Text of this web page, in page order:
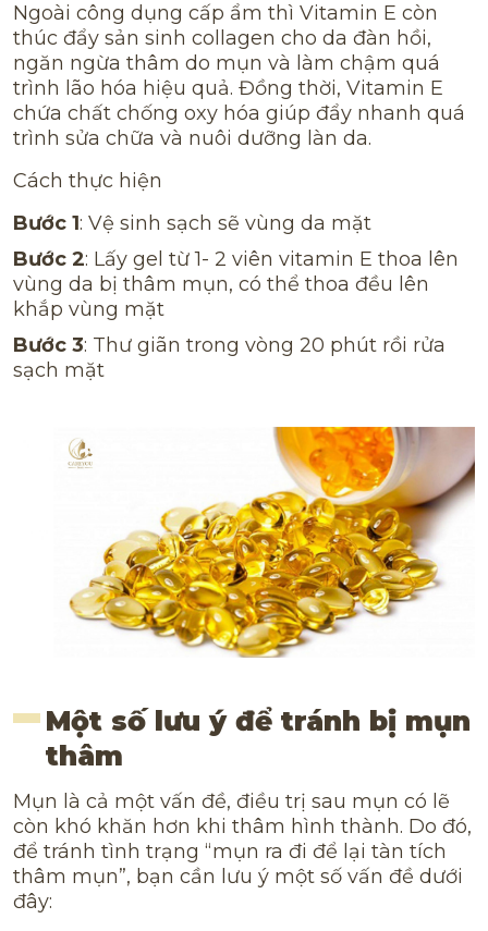
Ngoài công dụng cấp ẩm thì Vitamin E còn
thúc đẩy sản sinh collagen cho da đàn hồi,
ngăn ngừa thâm do mụn và làm chậm quá
trình lão hóa hiệu quả. Đồng thời, Vitamin E
chứa chất chống oxy hóa giúp đẩy nhanh quá
trình sửa chữa và nuôi dưỡng làn da.
Cách thực hiện
Bước 1: Vệ sinh sạch sẽ vùng da mặt
Bước 2: Lấy gel từ 1- 2 viên vitamin E thoa lên
vùng da bị thâm mụn, có thể thoa đều lên
khắp vùng mặt
Bước 3: Thư giãn trong vòng 20 phút rồi rửa
sạch mặt
Một số lưu ý để tránh bị mụn
thâm
Mụn là cả một vấn đề, điều trị sau mụn có lẽ
còn khó khăn hơn khi thâm hình thành. Do đó,
để tránh tình trạng “mụn ra đi để lại tàn tích
thâm mụn”, bạn cần lưu ý một số vấn đề dưới
đây: